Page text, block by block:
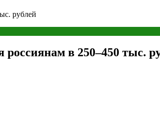
рублей
в 250–450 тыс.